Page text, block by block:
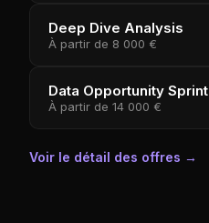
Deep Dive Analysis
À partir de 8 000 €
Data Opportunity Sprint
À partir de 14 000 €
Voir le détail des offres →